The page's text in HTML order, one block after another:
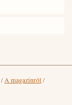
/A magazinról/